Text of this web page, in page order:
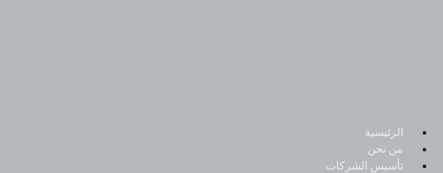
الرئيسية
من نحن
تأسيس الشركات